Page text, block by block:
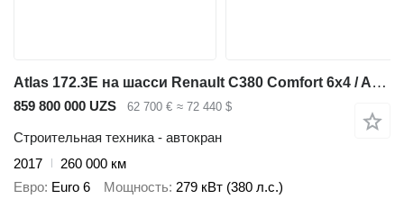
Atlas 172.3E на шасси Renault C380 Comfort 6x4 / Atlas 172.3E crane / Range 12.3 m / capacity
859 800 000 UZS 62 700 € ≈ 72 440 $
Строительная техника - автокран
2017
260 000 км
Евро Euro 6 Мощность 279 кВт (380 л.с.)